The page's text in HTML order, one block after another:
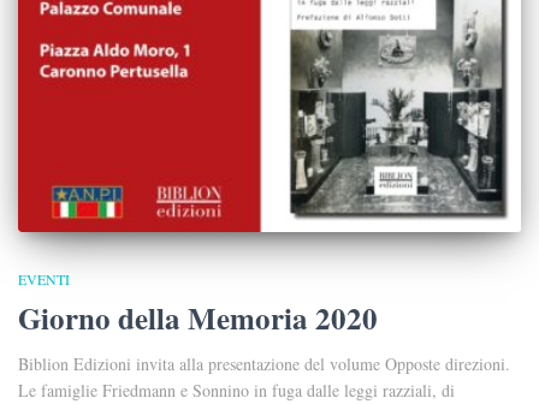
EVENTI
Giorno della Memoria 2020
Biblion Edizioni invita alla presentazione del volume Opposte direzioni.
Le famiglie Friedmann e Sonnino in fuga dalle leggi razziali, di